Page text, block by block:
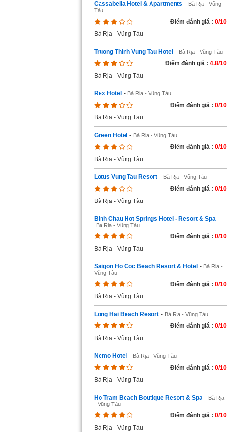
Cassabella Hotel & Apartments - Bà Rịa - Vũng
Tàu
Điểm đánh giá : 0/10
Bà Rịa - Vũng Tàu
Truong Thinh Vung Tau Hotel - Bà Rịa - Vũng Tàu
Điểm đánh giá : 4.8/10
Bà Rịa - Vũng Tàu
Rex Hotel - Bà Rịa - Vũng Tàu
Điểm đánh giá : 0/10
Bà Rịa - Vũng Tàu
Green Hotel - Bà Rịa - Vũng Tàu
Điểm đánh giá : 0/10
Bà Rịa - Vũng Tàu
Lotus Vung Tau Resort - Bà Rịa - Vũng Tàu
Điểm đánh giá : 0/10
Bà Rịa - Vũng Tàu
Binh Chau Hot Springs Hotel - Resort & Spa -
Bà Rịa - Vũng Tàu
Điểm đánh giá : 0/10
Bà Rịa - Vũng Tàu
Saigon Ho Coc Beach Resort & Hotel - Bà Rịa -
Vũng Tàu
Điểm đánh giá : 0/10
Bà Rịa - Vũng Tàu
Long Hai Beach Resort - Bà Rịa - Vũng Tàu
Điểm đánh giá : 0/10
Bà Rịa - Vũng Tàu
Nemo Hotel - Bà Rịa - Vũng Tàu
Điểm đánh giá : 0/10
Bà Rịa - Vũng Tàu
Ho Tram Beach Boutique Resort & Spa - Bà Rịa
- Vũng Tàu
Điểm đánh giá : 0/10
Bà Rịa - Vũng Tàu